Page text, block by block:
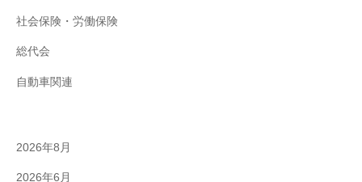
社会保険・労働保険
総代会
自動車関連
2026年8月
2026年6月